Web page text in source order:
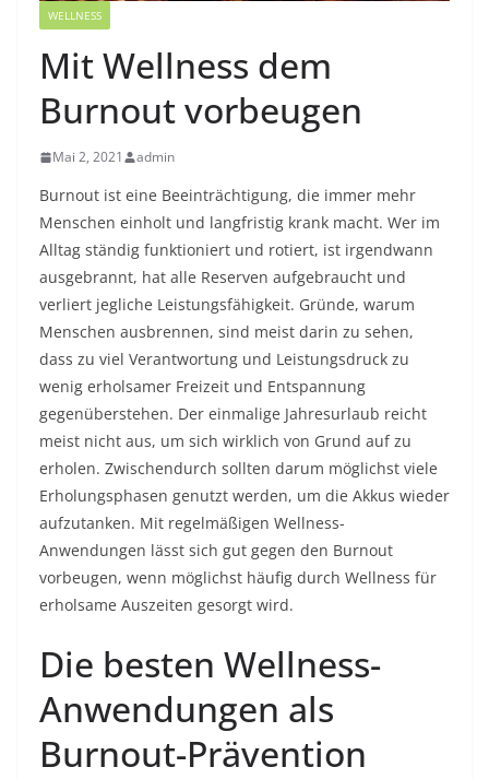
WELLNESS
Mit Wellness dem
Burnout vorbeugen
Mai 2, 2021 admin
Burnout ist eine Beeinträchtigung, die immer mehr
Menschen einholt und langfristig krank macht. Wer im
Alltag ständig funktioniert und rotiert, ist irgendwann
ausgebrannt, hat alle Reserven aufgebraucht und
verliert jegliche Leistungsfähigkeit. Gründe, warum
Menschen ausbrennen, sind meist darin zu sehen,
dass zu viel Verantwortung und Leistungsdruck zu
wenig erholsamer Freizeit und Entspannung
gegenüberstehen. Der einmalige Jahresurlaub reicht
meist nicht aus, um sich wirklich von Grund auf zu
erholen. Zwischendurch sollten darum möglichst viele
Erholungsphasen genutzt werden, um die Akkus wieder
aufzutanken. Mit regelmäßigen Wellness-
Anwendungen lässt sich gut gegen den Burnout
vorbeugen, wenn möglichst häufig durch Wellness für
erholsame Auszeiten gesorgt wird.
Die besten Wellness-
Anwendungen als
Burnout-Prävention